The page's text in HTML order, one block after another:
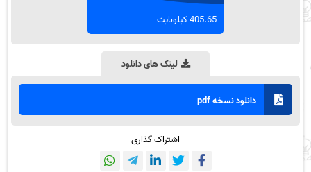
405.65 کیلوبایت
لینک های دانلود
دانلود نسخه pdf
اشتراک گذاری